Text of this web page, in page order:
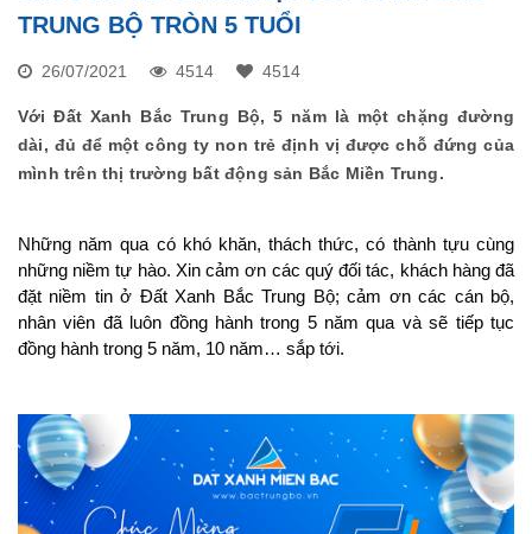
TRUNG BỘ TRÒN 5 TUỔI
26/07/2021 4514 4514
Với Đất Xanh Bắc Trung Bộ, 5 năm là một chặng đường
dài, đủ để một công ty non trẻ định vị được chỗ đứng của
mình trên thị trường bất động sản Bắc Miền Trung.
Những năm qua có khó khăn, thách thức, có thành tựu cùng
những niềm tự hào. Xin cảm ơn các quý đối tác, khách hàng đã
đặt niềm tin ở Đất Xanh Bắc Trung Bộ; cảm ơn các cán bộ,
nhân viên đã luôn đồng hành trong 5 năm qua và sẽ tiếp tục
đồng hành trong 5 năm, 10 năm… sắp tới.